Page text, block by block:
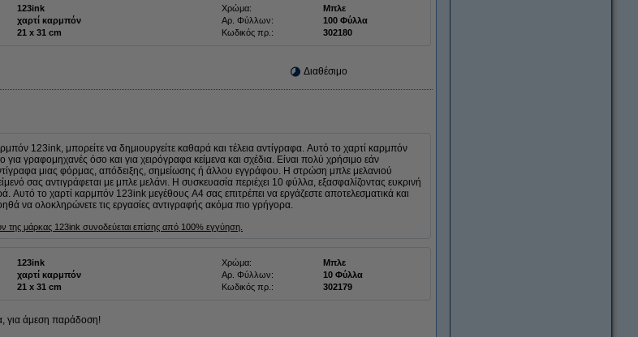
123ink Χρώμα:
Μπλε
χαρτί καρμπόν Αρ. Φύλλων:
100 Φύλλα
21 x 31 cm Κωδικός πρ.: 302180
Διαθέσιμο
123ink, μπορείτε να δημιουργείτε καθαρά και τέλεια αντίγραφα. Αυτό το χαρτί καρμπόν
για γραφομηχανές όσο και για χειρόγραφα κείμενα και σχέδια. Είναι πολύ χρήσιμο εάν
μιας φόρμας, απόδειξης, σημείωσης ή άλλου εγγράφου. Η στρώση μπλε μελανιού
σας αντιγράφεται με μπλε μελάνι. Η συσκευασία περιέχει 10 φύλλα, εξασφαλίζοντας ευκρινή
Αυτό το χαρτί καρμπόν 123ink μεγέθους A4 σας επιτρέπει να εργάζεστε αποτελεσματικά και
να ολοκληρώνετε τις εργασίες αντιγραφής ακόμα πιο γρήγορα.
της μάρκας 123ink συνοδεύεται επίσης από 100% εγγύηση.
123ink Χρώμα:
Μπλε
χαρτί καρμπόν Αρ. Φύλλων:
10 Φύλλα
21 x 31 cm Κωδικός πρ.: 302179
για άμεση παράδοση!